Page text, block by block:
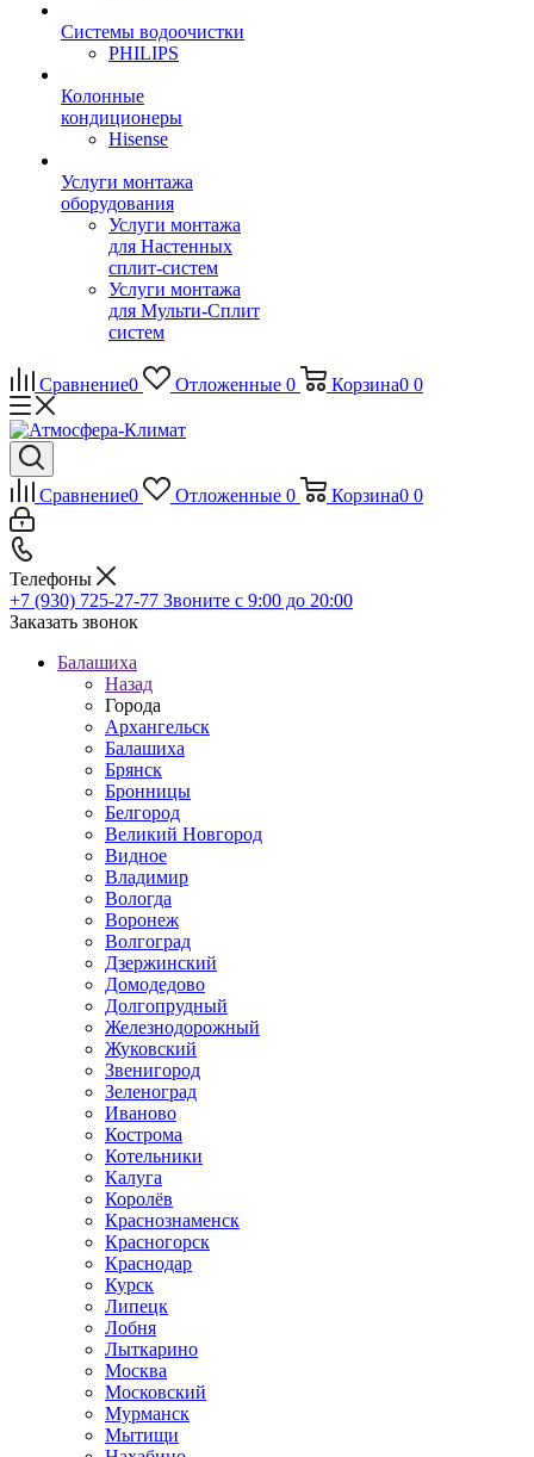
Системы водоочистки
PHILIPS
Колонные
кондиционеры
Hisense
Услуги монтажа
оборудования
Услуги монтажа
для Настенных
сплит-систем
Услуги монтажа
для Мульти-Сплит
систем
Сравнение0 Отложенные 0 Корзина0 0
Сравнение0 Отложенные 0 Корзина0 0
Телефоны
+7 (930) 725-27-77 Звоните с 9:00 до 20:00
Заказать звонок
Балашиха
Назад
Города
Архангельск
Балашиха
Брянск
Бронницы
Белгород
Великий Новгород
Видное
Владимир
Вологда
Воронеж
Волгоград
Дзержинский
Домодедово
Долгопрудный
Железнодорожный
Жуковский
Звенигород
Зеленоград
Иваново
Кострома
Котельники
Калуга
Королёв
Краснознаменск
Красногорск
Краснодар
Курск
Липецк
Лобня
Лыткарино
Москва
Московский
Мурманск
Мытищи